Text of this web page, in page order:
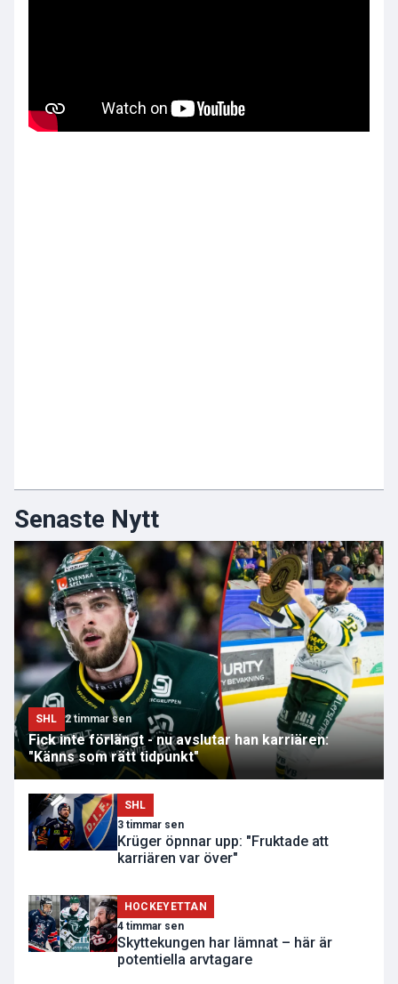
Senaste Nytt
SHL 2 timmar sen
Fick inte förlängt - nu avslutar han karriären:
"Känns som rätt tidpunkt"
SHL
3 timmar sen
Krüger öpnnar upp: "Fruktade att
karriären var över"
HOCKEYETTAN
4 timmar sen
Skyttekungen har lämnat – här är
potentiella arvtagare